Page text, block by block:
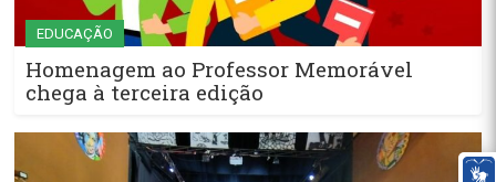
EDUCAÇÃO
Homenagem ao Professor Memorável
chega à terceira edição